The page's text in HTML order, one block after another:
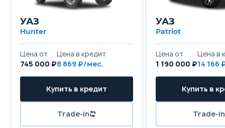
УАЗ
Hunter
Цена от
745 000 ₽
Цена в кредит
8 869 ₽/мес.
Купить в кредит
Trade-in
УАЗ
Patriot
Цена от
1 190 000 ₽
Цена в
14 166
Купить в
Trade-in